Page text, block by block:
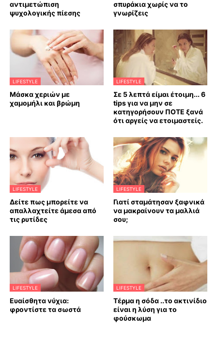
αντιμετώπιση
ψυχολογικής πίεσης
σπυράκια χωρίς να το
γνωρίζεις
LIFESTYLE
Mάσκα χεριών με
χαμομήλι και βρώμη
LIFESTYLE
Σε 5 λεπτά είμαι έτοιμη... 6
tips για να μην σε
κατηγορήσουν ΠΟΤΕ ξανά
ότι αργείς να ετοιμαστείς.
LIFESTYLE
Δείτε πως μπορείτε να
απαλλαχτείτε άμεσα από
τις ρυτίδες
LIFESTYLE
Γιατί σταμάτησαν ξαφνικά
να μακραίνουν τα μαλλιά
σου;
LIFESTYLE
Ευαίσθητα νύχια:
φροντίστε τα σωστά
LIFESTYLE
Τέρμα η σόδα ..το ακτινίδιο
είναι η λύση για το
φούσκωμα